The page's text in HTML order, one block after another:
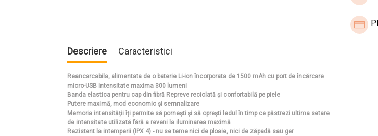
Descriere Caracteristici
Reancarcabila, alimentata de o baterie Li-ion încorporata de 1500 mAh cu port de încărcare
micro-USB Intensitate maxima 300 lumeni
Banda elastica pentru cap din fibră Repreve reciclată și confortabilă pe piele
Putere maximă, mod economic și semnalizare
Memoria intensității îți permite să pornești și să oprești ledul în timp ce păstrezi ultima setare
de intensitate utilizată fără a reveni la iluminarea maximă
Rezistent la intemperii (IPX 4) - nu se teme nici de ploaie, nici de zăpadă sau ger